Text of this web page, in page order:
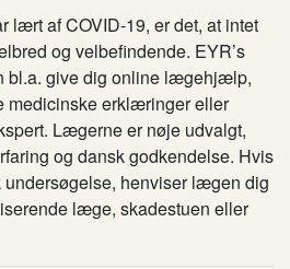
lært af COVID-19, er det, at intet
og velbefindende. EYR’s
bl.a. give dig online lægehjælp,
medicinske erklæringer eller
Lægerne er nøje udvalgt,
og dansk godkendelse. Hvis
undersøgelse, henviser lægen dig
læge, skadestuen eller